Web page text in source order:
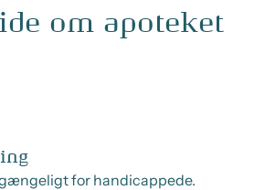
om apoteket
for handicappede.